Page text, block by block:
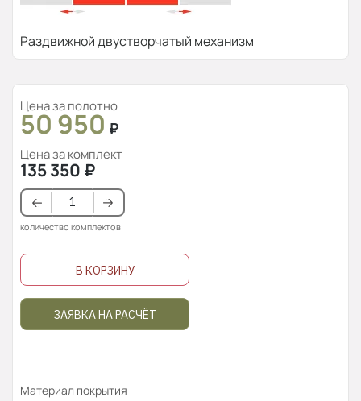
Раздвижной двустворчатый механизм
Цена за полотно
50 950 ₽
Цена за комплект
135 350 ₽
количество комплектов
В КОРЗИНУ
ЗАЯВКА НА РАСЧЁТ
Материал покрытия